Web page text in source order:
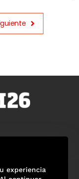
experiencia